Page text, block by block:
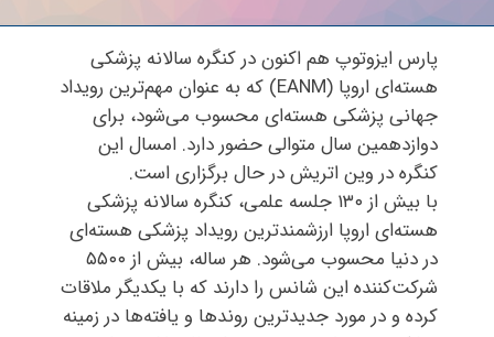
پارس ایزوتوپ هم اکنون در کنگره سالانه پزشکی
هسته‌ای اروپا (EANM) که به عنوان مهم‌ترین رویداد
جهانی پزشکی هسته‌ای محسوب می‌شود، برای
دوازدهمین سال متوالی حضور دارد. امسال این
کنگره در وین اتریش در حال برگزاری است.
با بیش از ۱۳۰ جلسه علمی، کنگره سالانه پزشکی
هسته­‌ای اروپا ارزشمندترین رویداد پزشکی هسته‌ای
در دنیا محسوب می‌­شود. هر ساله، بیش از ۵۵۰۰
شرکت­‌کننده این شانس را دارند که با یکدیگر ملاقات
کرده و در مورد جدیدترین روندها و یافته‌­ها در زمینه